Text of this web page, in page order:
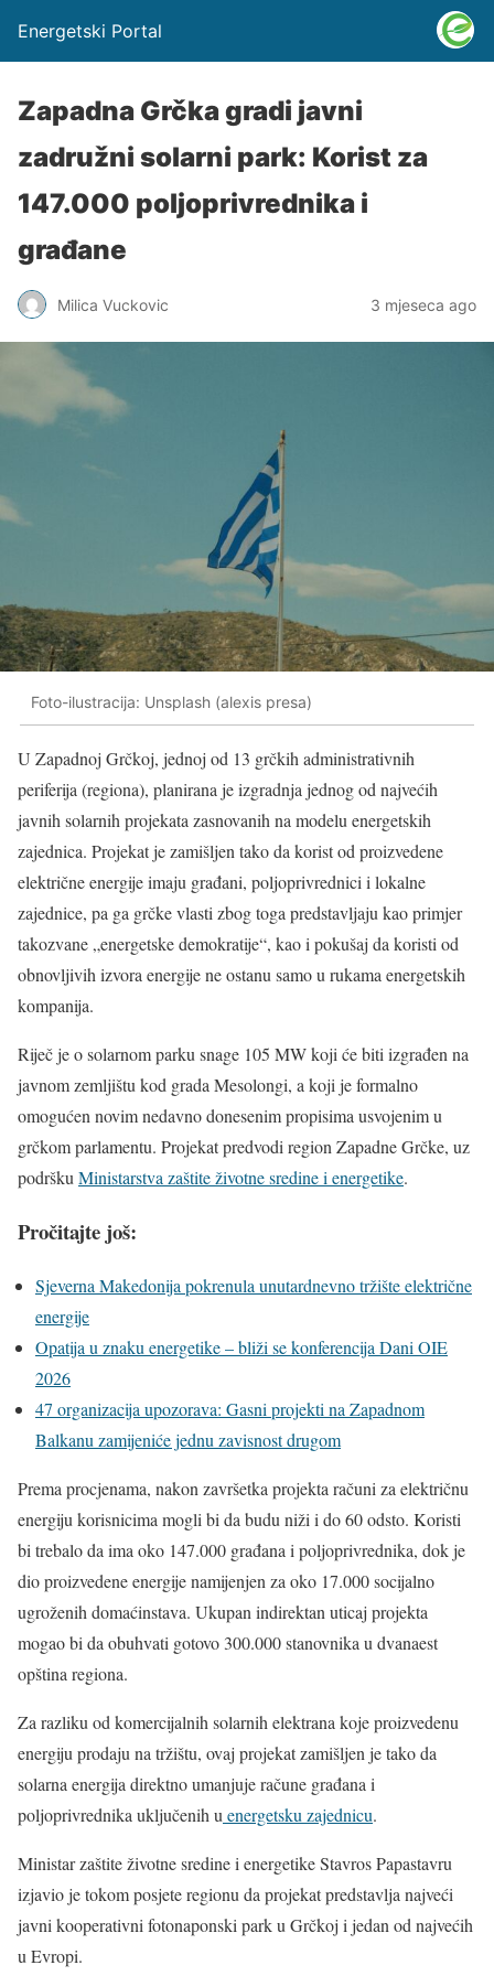
Energetski Portal
Zapadna Grčka gradi javni
zadružni solarni park: Korist za
147.000 poljoprivrednika i
građane
Milica Vuckovic 3 mjeseca ago
Foto-ilustracija: Unsplash (alexis presa)
U Zapadnoj Grčkoj, jednoj od 13 grčkih administrativnih
periferija (regiona), planirana je izgradnja jednog od najvećih
javnih solarnih projekata zasnovanih na modelu energetskih
zajednica. Projekat je zamišljen tako da korist od proizvedene
električne energije imaju građani, poljoprivrednici i lokalne
zajednice, pa ga grčke vlasti zbog toga predstavljaju kao primjer
takozvane „energetske demokratije“, kao i pokušaj da koristi od
obnovljivih izvora energije ne ostanu samo u rukama energetskih
kompanija.
Riječ je o solarnom parku snage 105 MW koji će biti izgrađen na
javnom zemljištu kod grada Mesolongi, a koji je formalno
omogućen novim nedavno donesenim propisima usvojenim u
grčkom parlamentu. Projekat predvodi region Zapadne Grčke, uz
podrškuMinistarstva zaštite životne sredine i energetike.
Pročitajte još:
Sjeverna Makedonija pokrenula unutardnevno tržište električne
energije
Opatija u znaku energetike – bliži se konferencija Dani OIE
2026
47 organizacija upozorava: Gasni projekti na Zapadnom
Balkanu zamijeniće jednu zavisnost drugom
Prema procjenama, nakon završetka projekta računi za električnu
energiju korisnicima mogli bi da budu niži i do 60 odsto. Koristi
bi trebalo da ima oko 147.000 građana i poljoprivrednika, dok je
dio proizvedene energije namijenjen za oko 17.000 socijalno
ugroženih domaćinstava. Ukupan indirektan uticaj projekta
mogao bi da obuhvati gotovo 300.000 stanovnika u dvanaest
opština regiona.
Za razliku od komercijalnih solarnih elektrana koje proizvedenu
energiju prodaju na tržištu, ovaj projekat zamišljen je tako da
solarna energija direktno umanjuje račune građana i
poljoprivrednika uključenih u energetsku zajednicu.
Ministar zaštite životne sredine i energetikeStavros Papastavru
izjavio je tokom posjete regionu da projekat predstavlja najveći
javni kooperativni fotonaponski park u Grčkoj i jedan od najvećih
u Evropi.